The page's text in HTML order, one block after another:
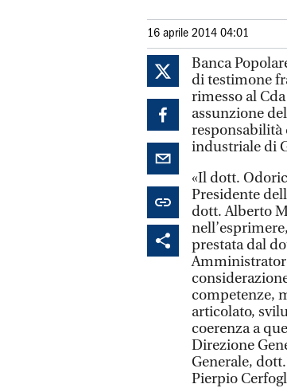
16 aprile 2014 04:01
Banca
di testimone
rimesso al
assunzione
responsabilità
industriale di
«Il dott.
Presidente
dott. Alberto
prestata dal
competenze,
articolato,
coerenza a
Direzione
Generale,
Pierpio